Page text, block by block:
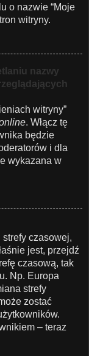
o nazwie “Moje
witryny.
nazwy
witryny”
. Włącz tę
będzie
i dla
wykazana w
czasowej,
jest, przejdź
czasową, tak
Np. Europa
strefy
zostać
– teraz